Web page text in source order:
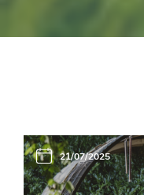
21/07/2025